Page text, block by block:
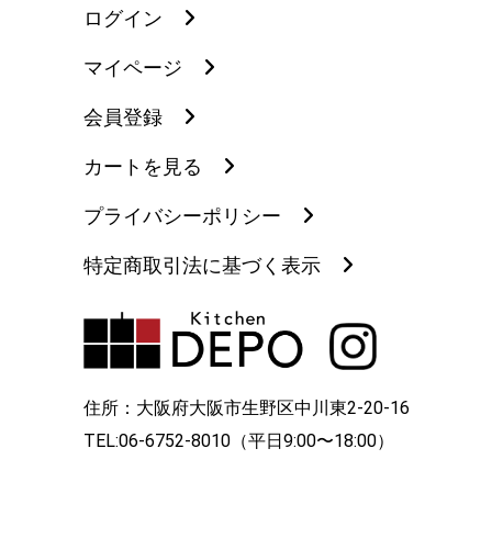
住所：大阪府大阪市生野区中川東2-20-16
TEL:06-6752-8010（平日9:00〜18:00）
ログイン
マイページ
会員登録
カートを見る
プライバシーポリシー
特定商取引法に基づく表示